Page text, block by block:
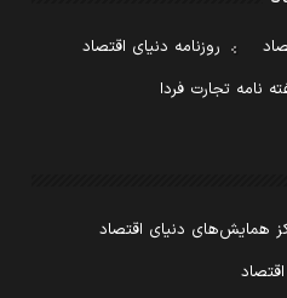
روزنامه دنیای اقتصاد
نامه تجارت فردا
همایش‌های دنیای اقتصاد